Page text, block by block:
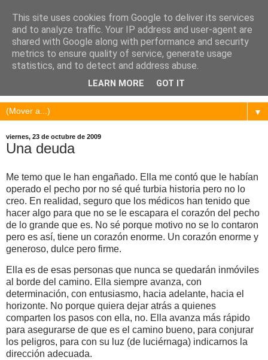
▼
viernes, 23 de octubre de 2009
Una deuda
Me temo que le han engañado. Ella me contó que le habían
operado el pecho por no sé qué turbia historia pero no lo
creo. En realidad, seguro que los médicos han tenido que
hacer algo para que no se le escapara el corazón del pecho
de lo grande que es. No sé porque motivo no se lo contaron
pero es así, tiene un corazón enorme. Un corazón enorme y
generoso, dulce pero firme.
Ella es de esas personas que nunca se quedarán inmóviles
al borde del camino. Ella siempre avanza, con
determinación, con entusiasmo, hacia adelante, hacia el
horizonte. No porque quiera dejar atrás a quienes
comparten los pasos con ella, no. Ella avanza más rápido
para asegurarse de que es el camino bueno, para conjurar
los peligros, para con su luz (de luciérnaga) indicarnos la
dirección adecuada.
This site uses cookies from Google to deliver its services
and to analyze traffic. Your IP address and user-agent are
shared with Google along with performance and security
metrics to ensure quality of service, generate usage
statistics, and to detect and address abuse.
LEARN MORE GOT IT